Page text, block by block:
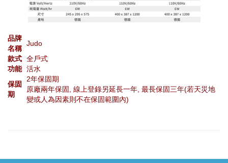
品牌
名稱
Judo
款式 全戶式
功能 活水
保固
期
2年保固期
原廠兩年保固, 線上登錄另延長一年, 最長保固三年(若天災地
變或人為因素則不在保固範圍內)